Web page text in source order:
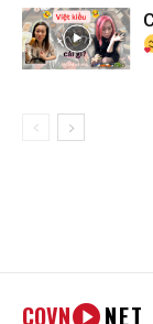
COVN NET